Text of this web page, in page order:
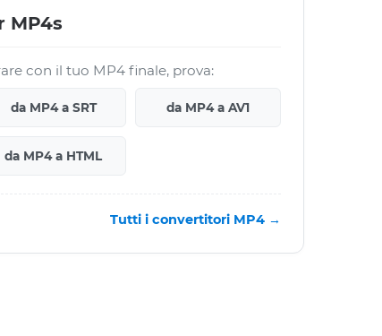
MP4s
con il tuo MP4 finale, prova:
da MP4 a SRT da MP4 a AV1
da MP4 a HTML
Tutti i convertitori MP4 →